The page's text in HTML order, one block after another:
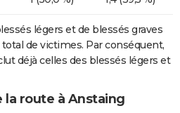
légers et de blessés graves
de victimes. Par conséquent,
déjà celles des blessés légers et
route à Anstaing